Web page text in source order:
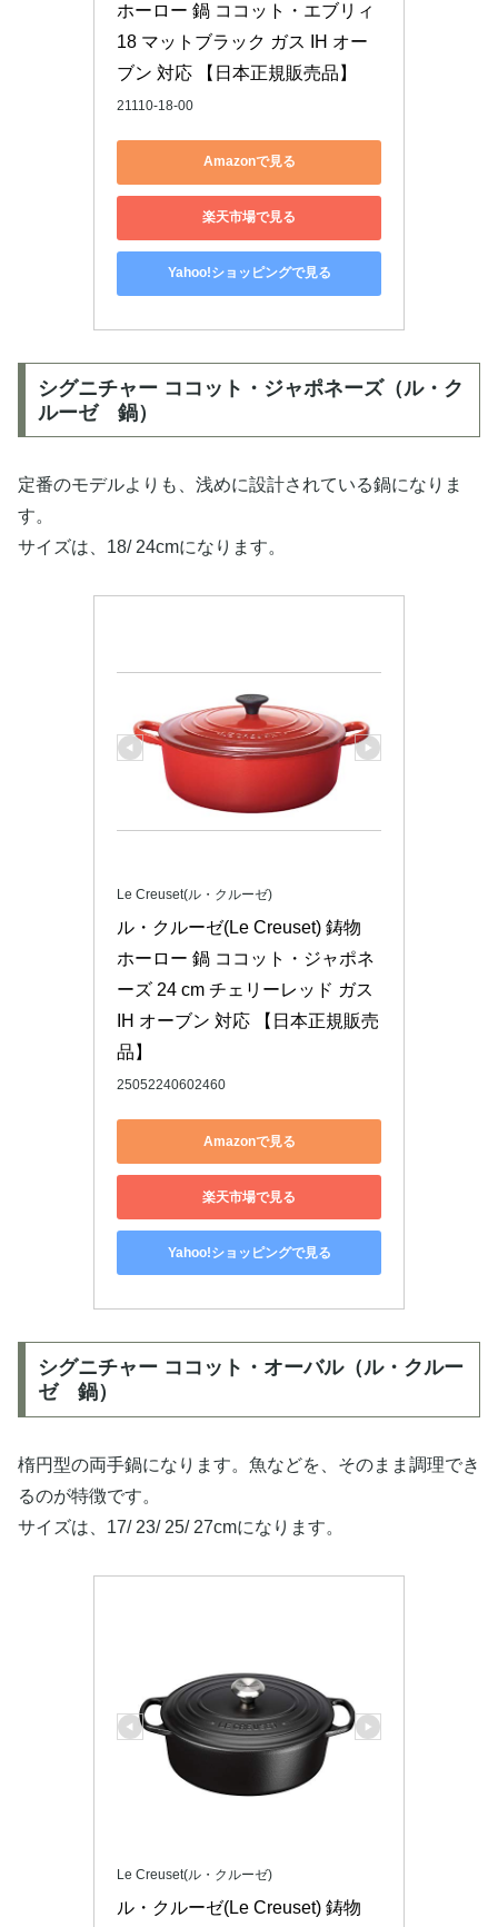
ホーロー 鍋 ココット・エブリィ
18 マットブラック ガス IH オー
ブン 対応 【日本正規販売品】
21110-18-00
Amazonで見る
楽天市場で見る
Yahoo!ショッピングで見る
シグニチャー ココット・ジャポネーズ（ル・ク
ルーゼ 鍋）
定番のモデルよりも、浅めに設計されている鍋になりま
す。
サイズは、18/ 24cmになります。
Le Creuset(ル・クルーゼ)
ル・クルーゼ(Le Creuset) 鋳物
ホーロー 鍋 ココット・ジャポネ
ーズ 24 cm チェリーレッド ガス
IH オーブン 対応 【日本正規販売
品】
25052240602460
Amazonで見る
楽天市場で見る
Yahoo!ショッピングで見る
シグニチャー ココット・オーバル（ル・クルー
ゼ 鍋）
楕円型の両手鍋になります。魚などを、そのまま調理でき
るのが特徴です。
サイズは、17/ 23/ 25/ 27cmになります。
Le Creuset(ル・クルーゼ)
ル・クルーゼ(Le Creuset) 鋳物